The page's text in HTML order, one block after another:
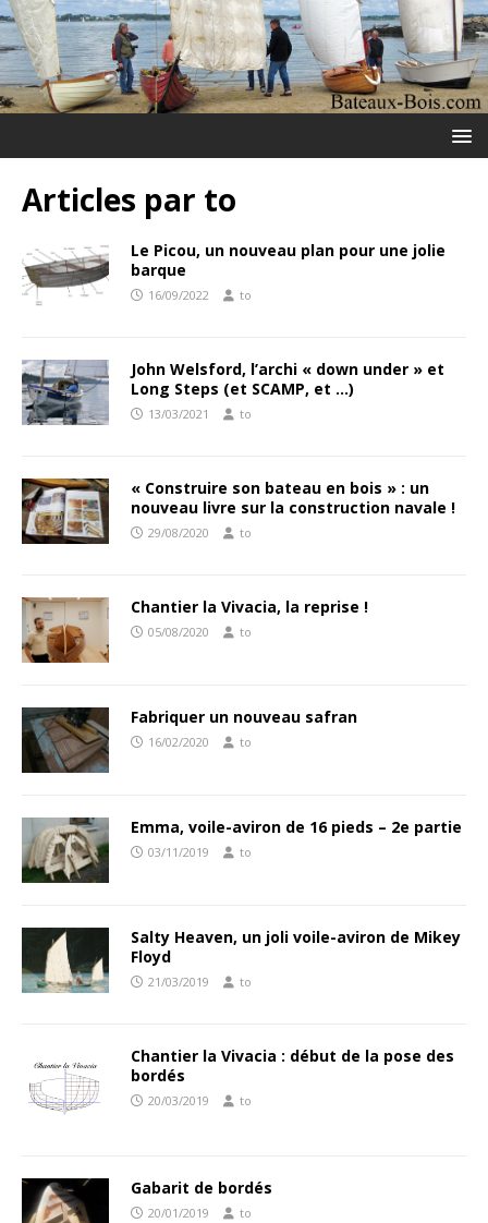
Articles par to
Le Picou, un nouveau plan pour une jolie
barque
16/09/2022 to
John Welsford, l’archi « down under » et
Long Steps (et SCAMP, et …)
13/03/2021 to
« Construire son bateau en bois » : un
nouveau livre sur la construction navale !
29/08/2020 to
Chantier la Vivacia, la reprise !
05/08/2020 to
Fabriquer un nouveau safran
16/02/2020 to
Emma, voile-aviron de 16 pieds – 2e partie
03/11/2019 to
Salty Heaven, un joli voile-aviron de Mikey
Floyd
21/03/2019 to
Chantier la Vivacia : début de la pose des
bordés
20/03/2019 to
Gabarit de bordés
20/01/2019 to